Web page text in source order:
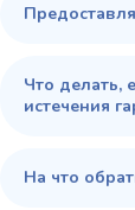
Что делать,
истечения
На что